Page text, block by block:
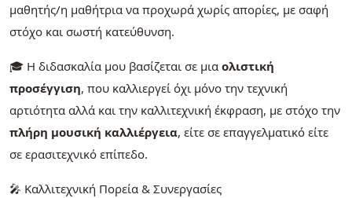
μαθητής/η μαθήτρια να προχωρά χωρίς απορίες, με σαφή
στόχο και σωστή κατεύθυνση.
🎓 Η διδασκαλία μου βασίζεται σε μια ολιστική
προσέγγιση, που καλλιεργεί όχι μόνο την τεχνική
αρτιότητα αλλά και την καλλιτεχνική έκφραση, με στόχο την
πλήρη μουσική καλλιέργεια, είτε σε επαγγελματικό είτε
σε ερασιτεχνικό επίπεδο.
🎤 Καλλιτεχνική Πορεία & Συνεργασίες